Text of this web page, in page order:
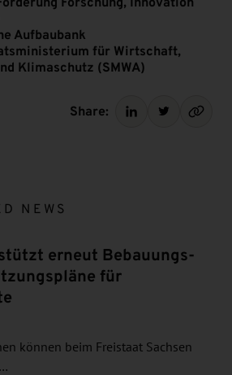
Aufbaubank
für Wirtschaft,
Klimaschutz (SMWA)
Share:
NEWS
erneut Bebauungs-
für
können beim Freistaat Sachsen